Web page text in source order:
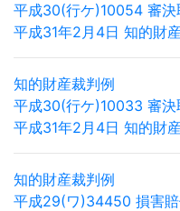
平成30(行ケ)10054 審
平成31年2月4日 知的財
知的財産裁判例
平成30(行ケ)10033 審
平成31年2月4日 知的財
知的財産裁判例
平成29(ワ)34450 損害